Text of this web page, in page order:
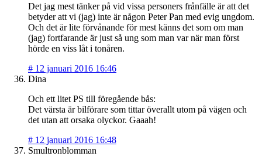
Det jag mest tänker på vid vissa personers frånfälle är att det
betyder att vi (jag) inte är någon Peter Pan med evig ungdom.
Och det är lite förvånande för mest känns det som om man
(jag) fortfarande är just så ung som man var när man först
hörde en viss låt i tonåren.
# 12 januari 2016 16:46
Dina
Och ett litet PS till föregående bås:
Det värsta är bilförare som tittar överallt utom på vägen och
det utan att orsaka olyckor. Gaaah!
# 12 januari 2016 16:48
Smultronblomman